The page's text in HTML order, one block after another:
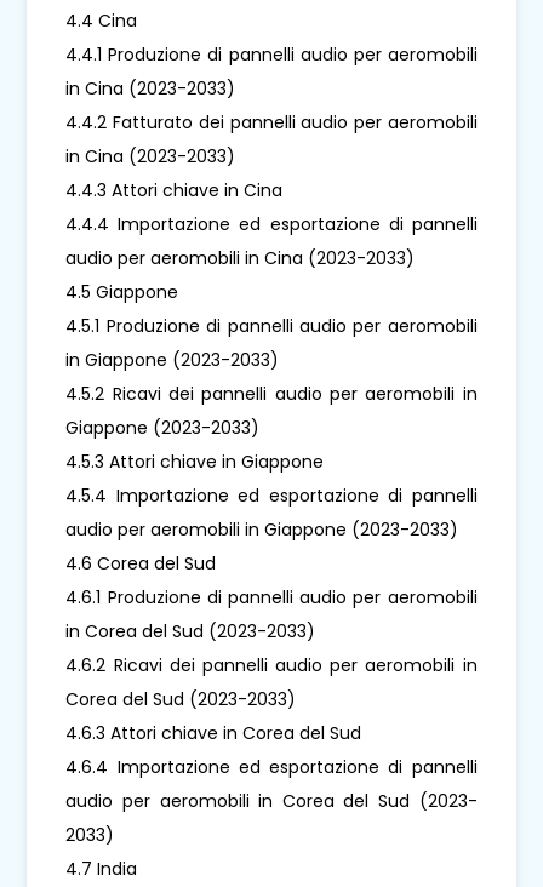
4.4 Cina
4.4.1 Produzione di pannelli audio per aeromobili
in Cina (2023-2033)
4.4.2 Fatturato dei pannelli audio per aeromobili
in Cina (2023-2033)
4.4.3 Attori chiave in Cina
4.4.4 Importazione ed esportazione di pannelli
audio per aeromobili in Cina (2023-2033)
4.5 Giappone
4.5.1 Produzione di pannelli audio per aeromobili
in Giappone (2023-2033)
4.5.2 Ricavi dei pannelli audio per aeromobili in
Giappone (2023-2033)
4.5.3 Attori chiave in Giappone
4.5.4 Importazione ed esportazione di pannelli
audio per aeromobili in Giappone (2023-2033)
4.6 Corea del Sud
4.6.1 Produzione di pannelli audio per aeromobili
in Corea del Sud (2023-2033)
4.6.2 Ricavi dei pannelli audio per aeromobili in
Corea del Sud (2023-2033)
4.6.3 Attori chiave in Corea del Sud
4.6.4 Importazione ed esportazione di pannelli
audio per aeromobili in Corea del Sud (2023-
2033)
4.7 India